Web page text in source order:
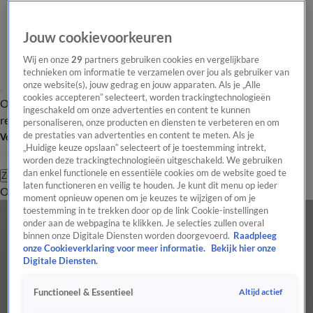
Overzicht Laatste nieuws Regionieuws Het beste van Hart
Tip de
redactie
Volg Hart van Nederland
Zoeken
OverzichtRegioUitzendingenWeerTip de redactiePanelVideo's
Jouw cookievoorkeuren
Wij en onze29 partners gebruiken cookies en vergelijkbare
technieken om informatie te verzamelen over jou als gebruiker van
onze website(s), jouw gedrag en jouw apparaten. Als je „Alle
cookies accepteren” selecteert, worden trackingtechnologieën
ingeschakeld om onze advertenties en content te kunnen
personaliseren, onze producten en diensten te verbeteren en om
de prestaties van advertenties en content te meten. Als je
„Huidige keuze opslaan” selecteert of je toestemming intrekt,
worden deze trackingtechnologieën uitgeschakeld. We gebruiken
dan enkel functionele en essentiële cookies om de website goed te
laten functioneren en veilig te houden. Je kunt dit menu op ieder
moment opnieuw openen om je keuzes te wijzigen of om je
toestemming in te trekken door op de link Cookie-instellingen
onder aan de webpagina te klikken. Je selecties zullen overal
binnen onze Digitale Diensten worden doorgevoerd. Raadpleeg
onze Cookieverklaring voor meer informatie.
Bekijk hier onze
Digitale Diensten.
Functioneel & Essentieel Altijd actief